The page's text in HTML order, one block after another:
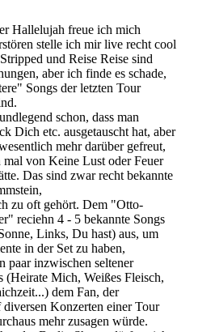
Hallelujah freue ich mich
stelle ich mir live recht cool
und Reise Reise sind
aber ich finde es schade,
Songs der letzten Tour
schon, dass man
Dich etc. ausgetauscht hat, aber
mehr darüber gefreut,
mal von Keine Lust oder Feuer
Das sind zwar recht bekannte
zu oft gehört. Dem "Otto-
reciehn 4 - 5 bekannte Songs
Links, Du hast) aus, um
in der Set zu haben,
paar inzwischen seltener
(Heirate Mich, Weißes Fleisch,
dem Fan, der
diversen Konzerten einer Tour
mehr zusagen würde.